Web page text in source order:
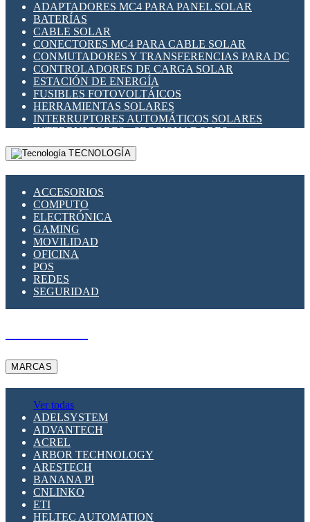
ADAPTADORES MC4 PARA PANEL SOLAR
BATERÍAS
CABLE SOLAR
CONECTORES MC4 PARA CABLE SOLAR
CONMUTADORES Y TRANSFERENCIAS PARA DC
CONTROLADORES DE CARGA SOLAR
ESTACIÓN DE ENERGÍA
FUSIBLES FOTOVOLTÁICOS
HERRAMIENTAS SOLARES
INTERRUPTORES AUTOMÁTICOS SOLARES
INTERRUPTORES - SECCIONADORES
FOTOVOLTÁICOS
MONTAJE PANEL SOLAR
SUPRESOR DE TRANSIENTES SPDS PARA
APLICACIONES FOTOVOLTAICAS
TECNOLOGÍA
ACCESORIOS
COMPUTO
ELECTRÓNICA
GAMING
MOVILIDAD
OFICINA
POS
REDES
SEGURIDAD
MARCAS
Ver todas
ADELSYSTEM
ADVANTECH
ACREL
ARBOR TECHNOLOGY
ARESTECH
BANANA PI
CNLINKO
ETI
HELTEC AUTOMATION